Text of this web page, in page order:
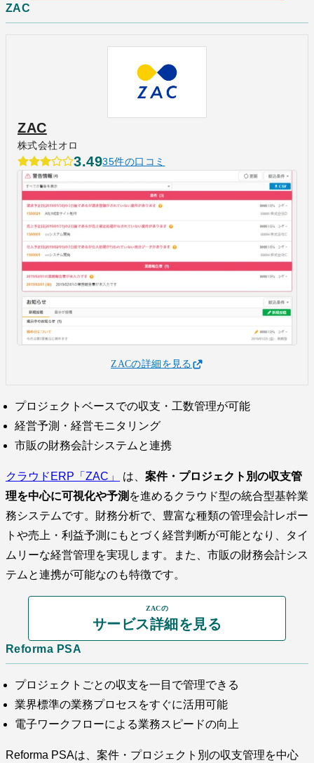
ZAC
ZAC
株式会社オロ
3.4935件の口コミ
ZACの詳細を見る
プロジェクトベースでの収支・工数管理が可能
経営予測・経営モニタリング
市販の財務会計システムと連携
クラウドERP「ZAC」 は、 案件・プロジェクト別の収支管
理を中心に可視化や予測 を進めるクラウド型の統合型基幹業
務システムです。財務分析で、豊富な種類の管理会計レポー
トや売上・利益予測にもとづく経営判断が可能となり、タイ
ムリーな経営管理を実現します。また、市販の財務会計シス
テムと連携が可能なのも特徴です。
ZACの
サービス詳細を見る
Reforma PSA
プロジェクトごとの収支を一目で管理できる
業界標準の業務プロセスをすぐに活用可能
電子ワークフローによる業務スピードの向上
Reforma PSAは、案件・プロジェクト別の収支管理を中心